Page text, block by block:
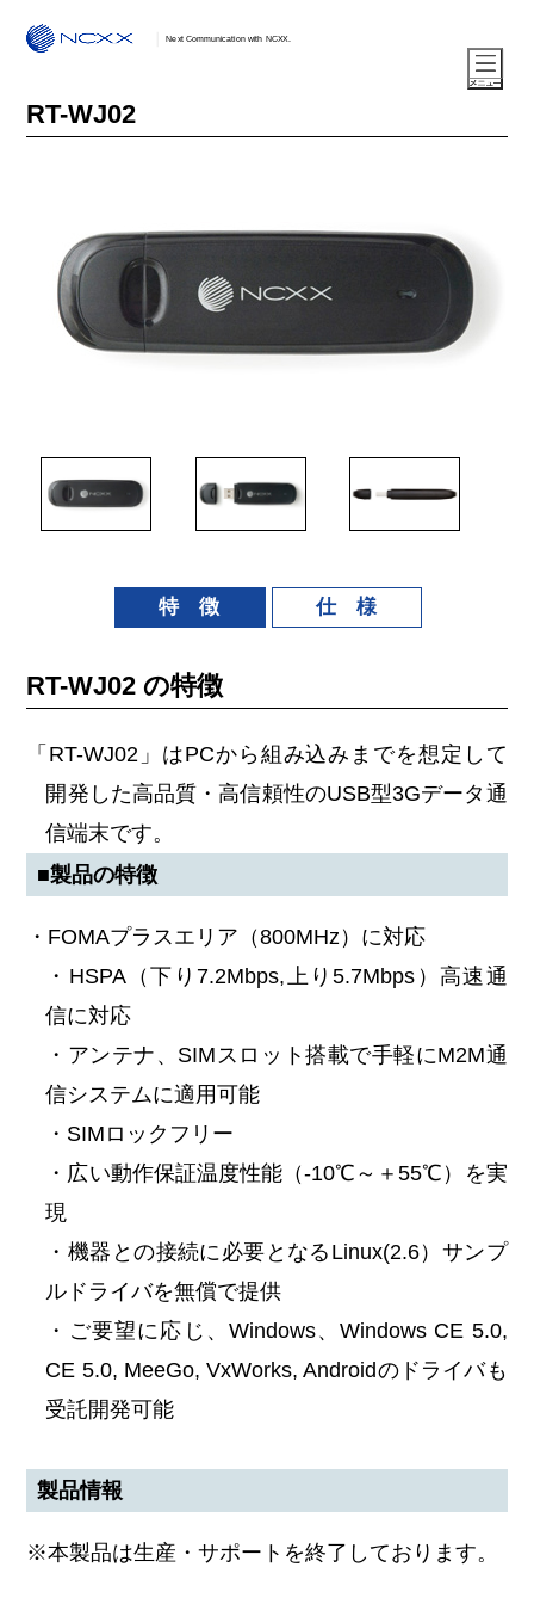
Next Communication with NCXX.
RT-WJ02
特 徴 仕 様
RT-WJ02 の特徴
「RT-WJ02」はPCから組み込みまでを想定して
開発した高品質・高信頼性のUSB型3Gデータ通
信端末です。
■製品の特徴
・FOMAプラスエリア（800MHz）に対応
・HSPA（下り7.2Mbps,上り5.7Mbps）高速通
信に対応
・アンテナ、SIMスロット搭載で手軽にM2M通
信システムに適用可能
・SIMロックフリー
・広い動作保証温度性能（-10℃～＋55℃）を実
現
・機器との接続に必要となるLinux(2.6）サンプ
ルドライバを無償で提供
・ご要望に応じ、Windows、Windows CE 5.0,
CE 5.0, MeeGo, VxWorks, Androidのドライバも
受託開発可能
製品情報
※本製品は生産・サポートを終了しております。